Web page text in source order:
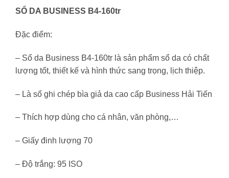
SỔ DA BUSINESS B4-160tr
Đặc điểm:
– Sổ da Business B4-160tr là sản phẩm sổ da có chất
lượng tốt, thiết kế và hình thức sang trọng, lịch thiệp.
– Là sổ ghi chép bìa giả da cao cấp​ Business Hải Tiến
– Thích hợp dùng cho cá nhân, văn phòng,…
– Giấy đinh lượng 70
– Độ trắng: 95 ISO